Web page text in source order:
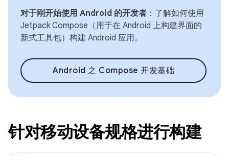
对于刚开始使用 Android 的开发者 ：了解如何使用
Jetpack Compose（用于在 Android 上构建界面的
新式工具包）构建 Android 应用。
Android 之 Compose 开发基础
针对移动设备规格进行构建